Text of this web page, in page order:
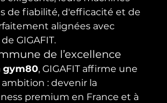
de fiabilité, d'efficacité et de
alignées avec
GIGAFIT.
de l’excellence
gym80, GIGAFIT affirme une
: devenir la
premium en France et à